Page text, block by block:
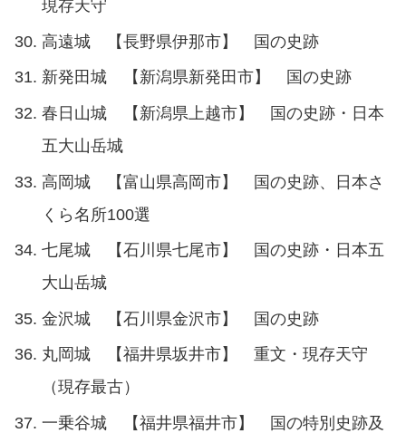
現存天守
高遠城 【長野県伊那市】 国の史跡
新発田城 【新潟県新発田市】 国の史跡
春日山城 【新潟県上越市】 国の史跡・日本
五大山岳城
高岡城 【富山県高岡市】 国の史跡、日本さ
くら名所100選
七尾城 【石川県七尾市】 国の史跡・日本五
大山岳城
金沢城 【石川県金沢市】 国の史跡
丸岡城 【福井県坂井市】 重文・現存天守
（現存最古）
一乗谷城 【福井県福井市】 国の特別史跡及